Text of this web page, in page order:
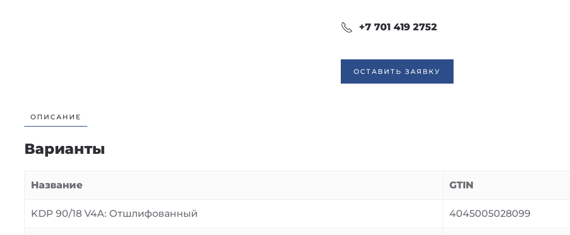
+7 701 419 2752
ОСТАВИТЬ ЗАЯВКУ
ОПИСАНИЕ
Варианты
Название GTIN
KDP 90/18 V4A: Отшлифованный 4045005028099